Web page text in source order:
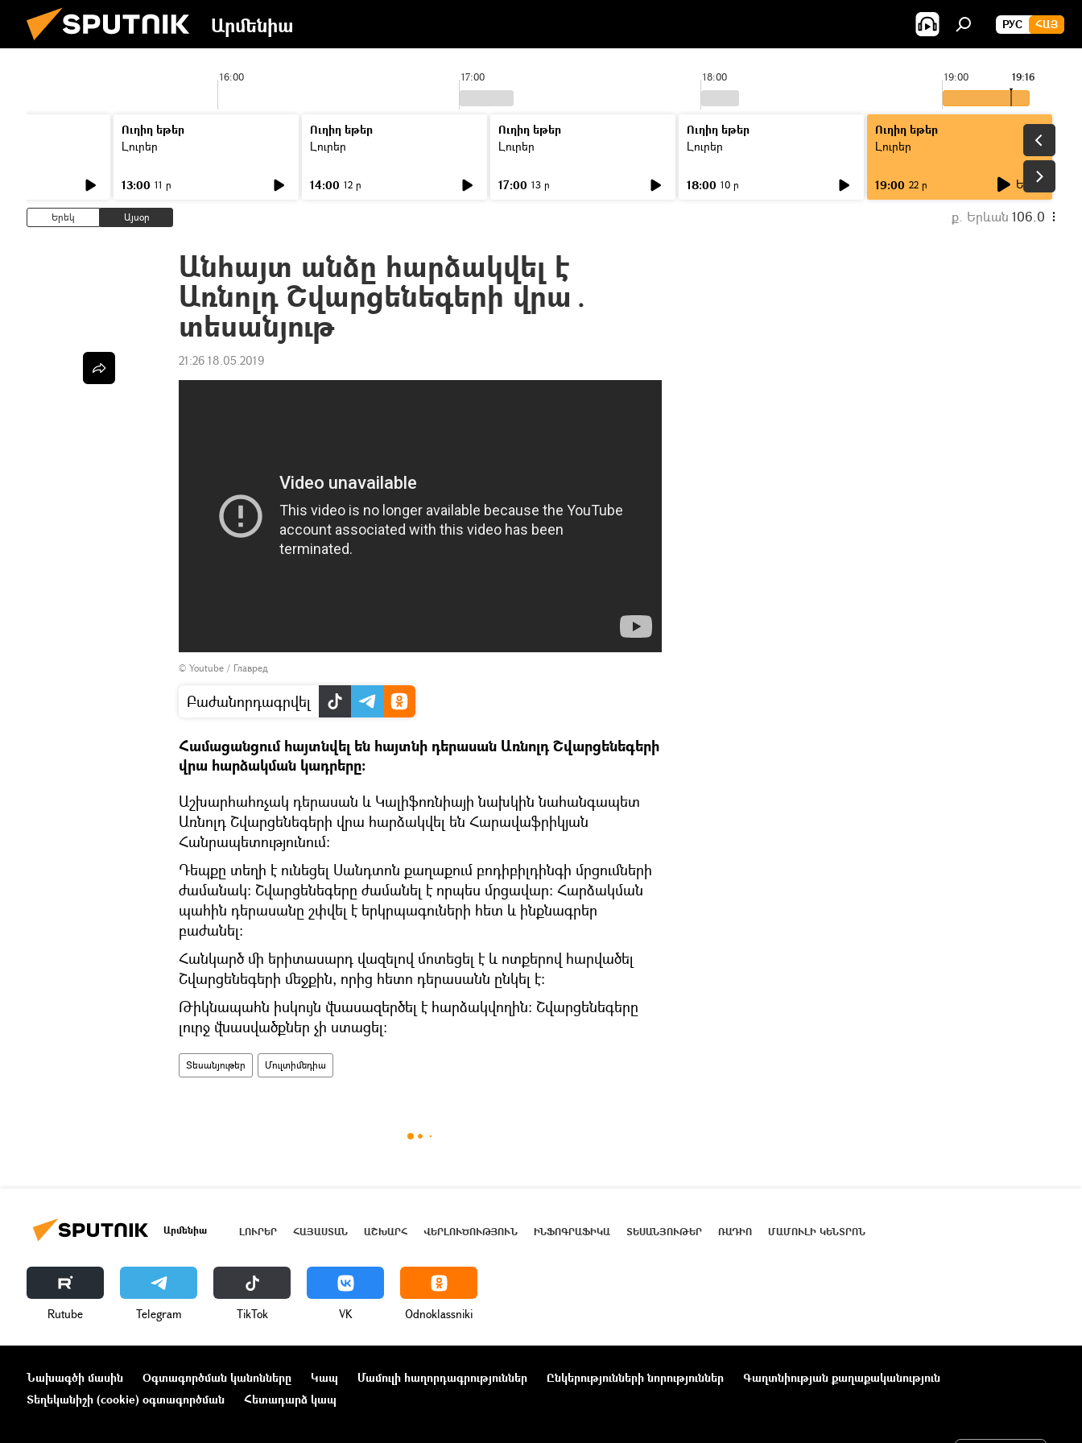
Արմենիա РУС ՀԱՅ
16:00 17:00 18:00 19:00 19:16
Ուղիղ եթեր
Լուրեր
13:00 11 ր
Ուղիղ եթեր
Լուրեր
14:00 12 ր
Ուղիղ եթեր
Լուրեր
17:00 13 ր
Ուղիղ եթեր
Լուրեր
18:00 10 ր
Ուղիղ եթեր
Լուրեր
19:00 22 ր Եթեր
Երեկ Այսօր ք. Երևան 106.0
Անհայտ անձը հարձակվել է
Առնոլդ Շվարցենեգերի վրա․
տեսանյութ
21:26 18.05.2019
© Youtube / Главред
Բաժանորդագրվել
Համացանցում հայտնվել են հայտնի դերասան Առնոլդ Շվարցենեգերի
վրա հարձակման կադրերը։
Աշխարհահռչակ դերասան և Կալիֆոռնիայի նախկին նահանգապետ
Առնոլդ Շվարցենեգերի վրա հարձակվել են Հարավաֆրիկյան
Հանրապետությունում։
Դեպքը տեղի է ունեցել Սանդտոն քաղաքում բոդիբիլդինգի մրցումների
ժամանակ։ Շվարցենեգերը ժամանել է որպես մրցավար։ Հարձակման
պահին դերասանը շփվել է երկրպագուների հետ և ինքնագրեր
բաժանել։
Հանկարծ մի երիտասարդ վազելով մոտեցել է և ոտքերով հարվածել
Շվարցենեգերի մեջքին, որից հետո դերասանն ընկել է։
Թիկնապահն իսկույն վնասազերծել է հարձակվողին։ Շվարցենեգերը
լուրջ վնասվածքներ չի ստացել։
Տեսանյութեր Մուլտիմեդիա
Արմենիա ԼՈՒՐԵՐ ՀԱՅԱՍՏԱՆ ԱՇԽԱՐՀ ՎԵՐԼՈՒԾՈՒԹՅՈՒՆ ԻՆՖՈԳՐԱՖԻԿԱ ՏԵՍԱՆՅՈՒԹԵՐ ՌԱԴԻՈ ՄԱՄՈՒԼԻ ԿԵՆՏՐՈՆ
Rutube Telegram ТikТоk VK Odnoklassniki
Նախագծի մասին Օգտագործման կանոնները Կապ Մամուլի հաղորդագրություններ Ընկերությունների նորություններ
Գաղտնիության քաղաքականություն
Տեղեկանիշի (cookie) օգտագործման
Հետադարձ կապ